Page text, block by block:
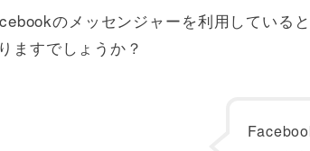
のメッセンジャーを利用している
ますでしょうか？